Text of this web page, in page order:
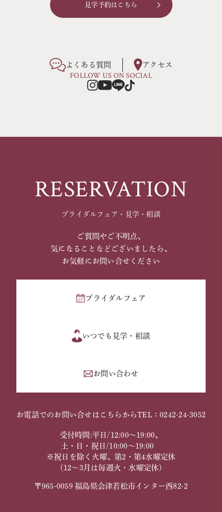
見学予約はこちら
よくある質問 アクセス
FOLLOW US ON SOCIAL
RESERVATION
ブライダルフェア・見学・相談
ご質問やご不明点、
気になることなどございましたら、
お気軽にお問い合せください
ブライダルフェア
いつでも見学・相談
お問い合わせ
お電話でのお問い合せはこちらからTEL：0242-24-3052
受付時間:平日/12:00～19:00、
土・日・祝日/10:00～19:00
※祝日を除く火曜、第2・第4水曜定休
（12～3月は毎週火・水曜定休）
〒965-0059 福島県会津若松市インター西82-2